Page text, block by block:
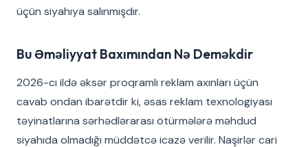
üçün siyahıya salınmışdır.
Bu Əməliyyat Baxımından Nə Deməkdir
2026-cı ildə əksər proqramlı reklam axınları üçün
cavab ondan ibarətdir ki, əsas reklam texnologiyası
təyinatlarına sərhədlərarası ötürmələrə məhdud
siyahıda olmadığı müddətcə icazə verilir. Naşirlər cari